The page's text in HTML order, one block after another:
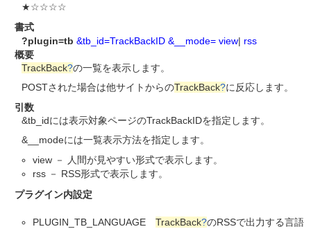
★☆☆☆☆
書式
?plugin=tb &tb_id=TrackBackID &__mode= view| rss
概要
TrackBack?の一覧を表示します。
POSTされた場合は他サイトからのTrackBack?に反応します。
引数
&tb_idには表示対象ページのTrackBackIDを指定します。
&__modeには一覧表示方法を指定します。
view － 人間が見やすい形式で表示します。
rss － RSS形式で表示します。
プラグイン内設定
PLUGIN_TB_LANGUAGE TrackBack?のRSSで出力する言語